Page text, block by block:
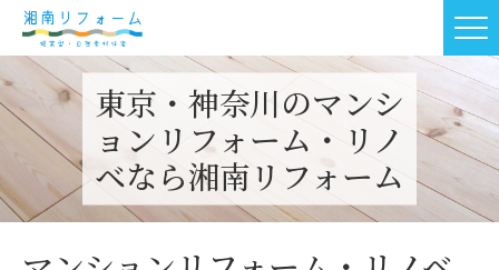
東京・神奈川のマンシ
ョンリフォーム・リノ
ベなら湘南リフォーム